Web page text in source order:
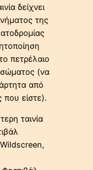
δείχνει
της
πετρέλαιο
σώματος (να
από
είστε).
ταινία